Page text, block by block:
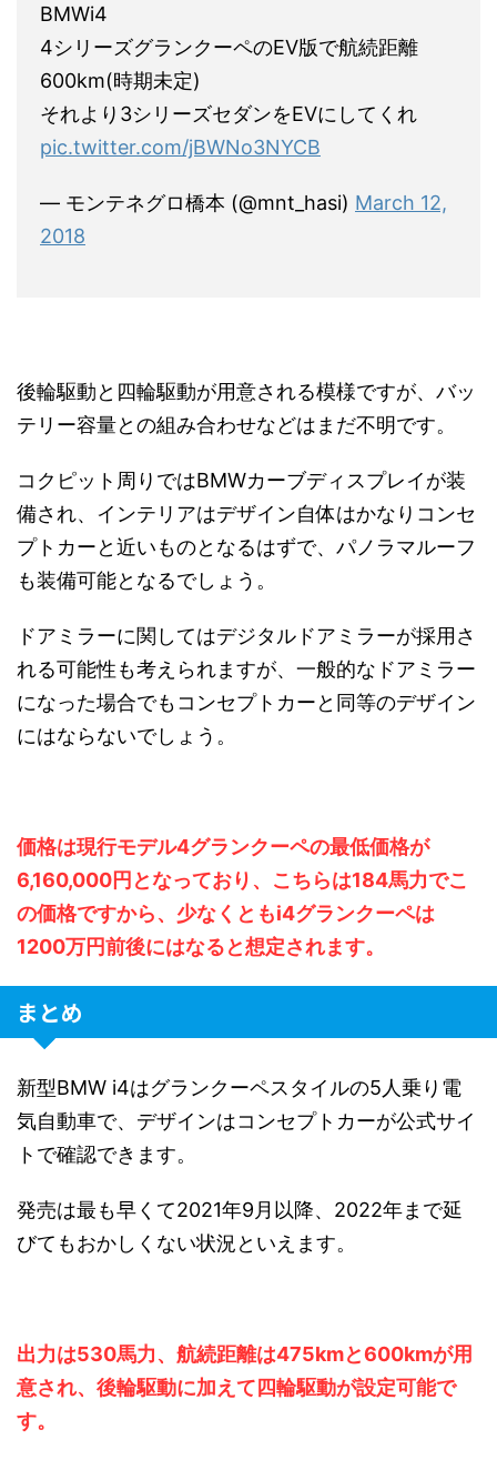
BMWi4
4シリーズグランクーペのEV版で航続距離
600km(時期未定)
それより3シリーズセダンをEVにしてくれ
pic.twitter.com/jBWNo3NYCB
— モンテネグロ橋本 (@mnt_hasi) March 12,
2018
後輪駆動と四輪駆動が用意される模様ですが、バッ
テリー容量との組み合わせなどはまだ不明です。
コクピット周りではBMWカーブディスプレイが装
備され、インテリアはデザイン自体はかなりコンセ
プトカーと近いものとなるはずで、パノラマルーフ
も装備可能となるでしょう。
ドアミラーに関してはデジタルドアミラーが採用さ
れる可能性も考えられますが、一般的なドアミラー
になった場合でもコンセプトカーと同等のデザイン
にはならないでしょう。
価格は現行モデル4グランクーペの最低価格が
6,160,000円となっており、こちらは184馬力でこ
の価格ですから、少なくともi4グランクーペは
1200万円前後にはなると想定されます。
まとめ
新型BMW i4はグランクーペスタイルの5人乗り電
気自動車で、デザインはコンセプトカーが公式サイ
トで確認できます。
発売は最も早くて2021年9月以降、2022年まで延
びてもおかしくない状況といえます。
出力は530馬力、航続距離は475kmと600kmが用
意され、後輪駆動に加えて四輪駆動が設定可能で
す。